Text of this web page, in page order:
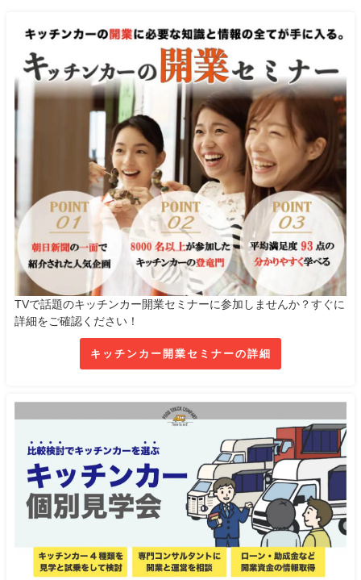
TVで話題のキッチンカー開業セミナーに参加しませんか？すぐに
詳細をご確認ください！
キッチンカー開業セミナーの詳細